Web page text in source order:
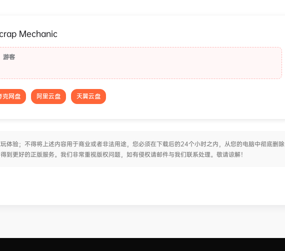
Mechanic
游客
克网盘 阿里云盘 天翼云盘
体验；不得将上述内容用于商业或者非法用途，您必须在下载后的24个小时之内，从您的电脑中彻底删除
到更好的正版服务。我们非常重视版权问题，如有侵权请邮件与我们联系处理。敬请谅解！